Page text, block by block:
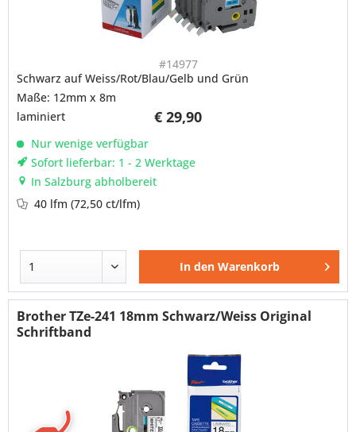
#14977
€ 29,90
Schwarz auf Weiss/Rot/Blau/Gelb und Grün
Maße: 12mm x 8m
laminiert
Nur wenige verfügbar
Sofort lieferbar: 1 - 2 Werktage
In Salzburg abholbereit
40 lfm(72,50 ct/lfm)
In den Warenkorb
Brother TZe-241 18mm Schwarz/Weiss Original
Schriftband